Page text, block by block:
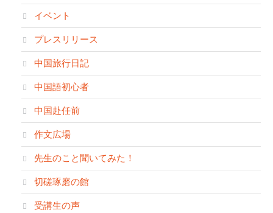
イベント
プレスリリース
中国旅行日記
中国語初心者
中国赴任前
作文広場
先生のこと聞いてみた！
切磋琢磨の館
受講生の声